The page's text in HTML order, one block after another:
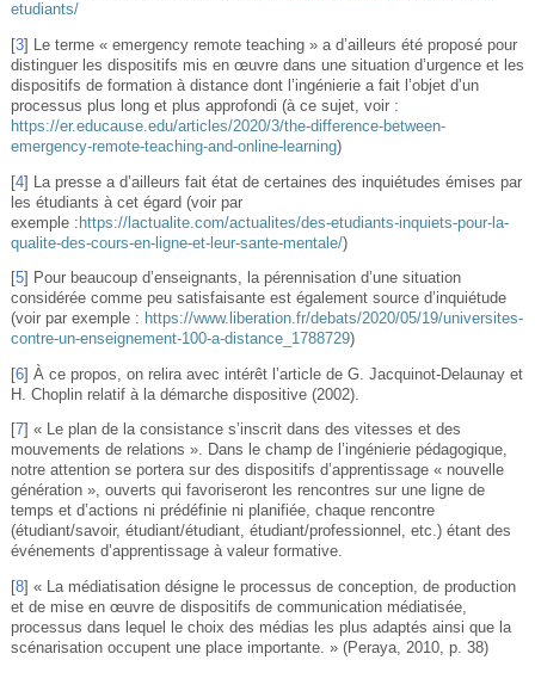
etudiants/
3]
Le terme « emergency remote teaching » a d’ailleurs été proposé pour
distinguer les dispositifs mis en œuvre dans une situation d’urgence et les
dispositifs de formation à distance dont l’ingénierie a fait l’objet d’un
processus plus long et plus approfondi (à ce sujet, voir :
https://er.educause.edu/articles/2020/3/the-difference-between-
emergency-remote-teaching-and-online-learning)
[4]
La presse a d’ailleurs fait état de certaines des inquiétudes émises par
les étudiants à cet égard (voir par
exemple : https://lactualite.com/actualites/des-etudiants-inquiets-pour-la-
qualite-des-cours-en-ligne-et-leur-sante-mentale/)
5]
Pour beaucoup d’enseignants, la pérennisation d’une situation
considérée comme peu satisfaisante est également source d’inquiétude
(voir par exemple : https://www.liberation.fr/debats/2020/05/19/universites-
contre-un-enseignement-100-a-distance_1788729)
[6] À ce propos, on relira avec intérêt l’article de G. Jacquinot-Delaunay et
H. Choplin relatif à la démarche dispositive (2002).
7] « Le plan de la consistance s’inscrit dans des vitesses et des
mouvements de relations ». Dans le champ de l’ingénierie pédagogique,
notre attention se portera sur des dispositifs d’apprentissage « nouvelle
génération », ouverts qui favoriseront les rencontres sur une ligne de
temps et d’actions ni prédéfinie ni planifiée, chaque rencontre
(étudiant/savoir, étudiant/étudiant, étudiant/professionnel, etc.) étant des
événements d’apprentissage à valeur formative.
8] « La médiatisation désigne le processus de conception, de production
et de mise en œuvre de dispositifs de communication médiatisée,
processus dans lequel le choix des médias les plus adaptés ainsi que la
scénarisation occupent une place importante. » (Peraya, 2010, p. 38)